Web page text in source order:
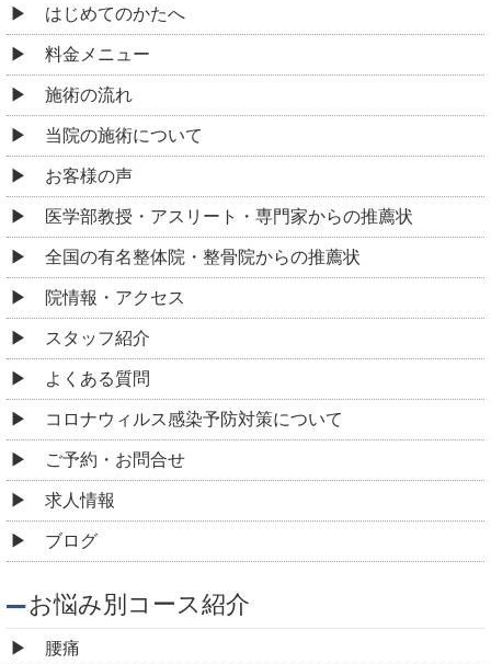
はじめてのかたへ
料金メニュー
施術の流れ
当院の施術について
お客様の声
医学部教授・アスリート・専門家からの推薦状
全国の有名整体院・整骨院からの推薦状
院情報・アクセス
スタッフ紹介
よくある質問
コロナウィルス感染予防対策について
ご予約・お問合せ
求人情報
ブログ
お悩み別コース紹介
腰痛